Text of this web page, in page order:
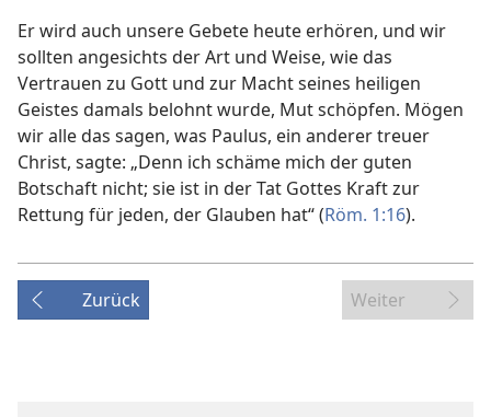
Er wird auch unsere Gebete heute erhören, und wir
sollten angesichts der Art und Weise, wie das
Vertrauen zu Gott und zur Macht seines heiligen
Geistes damals belohnt wurde, Mut schöpfen. Mögen
wir alle das sagen, was Paulus, ein anderer treuer
Christ, sagte: „Denn ich schäme mich der guten
Botschaft nicht; sie ist in der Tat Gottes Kraft zur
Rettung für jeden, der Glauben hat“ (Röm. 1:16).
Zurück Weiter